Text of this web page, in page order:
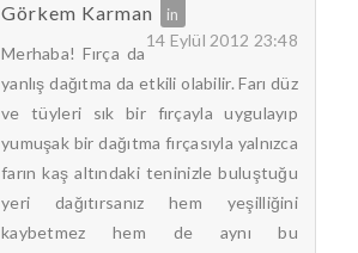
Görkem Karman
14 Eylül 2012 23:48
Merhaba! Fırça da
yanlış dağıtma da etkili olabilir. Farı düz
ve tüyleri sık bir fırçayla uygulayıp
yumuşak bir dağıtma fırçasıyla yalnızca
farın kaş altındaki teninizle buluştuğu
yeri dağıtırsanız hem yeşilliğini
kaybetmez hem de aynı bu